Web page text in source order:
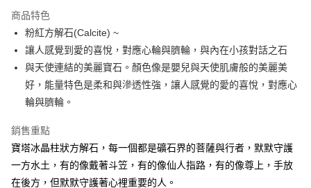
Apple Pay
街口支付
悠遊付
ATM付款
全家取貨付款
每筆NT$80，滿NT$3,000(含以上)免運費
商品特色
粉紅方解石(Calcite) ~
讓人感覺到愛的喜悅，對應心輪與臍輪，與內在小孩對話之石
與天使連結的美麗寶石。顏色像是嬰兒與天使肌膚般的美麗美
好，能量特色是柔和與滲透性強，讓人感覺的愛的喜悅，對應心
輪與臍輪。
銷售重點
寶塔冰晶柱狀方解石，每一個都是礦石界的菩薩與行者，默默守護
一方水土，有的像戴著斗笠，有的像仙人指路，有的像尊上，手放
在後方，但默默守護著心裡重要的人。